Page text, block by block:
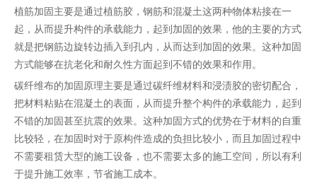
植筋加固主要是通过植筋胶，钢筋和混凝土这两种物体粘接在一
起，从而提升构件的承载能力，起到加固的效果，他的主要的方式
就是把钢筋边旋转边插入到孔内，从而达到加固的效果。这种加固
方式能够在抗老化和耐久性方面起到不错的效果和作用。
碳纤维布的加固原理主要是通过碳纤维材料和浸渍胶的密切配合，
把材料粘贴在混凝土的表面，从而提升整个构件的承载能力，起到
不错的加固甚至抗震的效果。这种加固方式的优势在于材料的自重
比较轻，在加固时对于原构件造成的负担比较小，而且加固过程中
不需要租赁大型的施工设备，也不需要太多的施工空间，所以有利
于提升施工效率，节省施工成本。